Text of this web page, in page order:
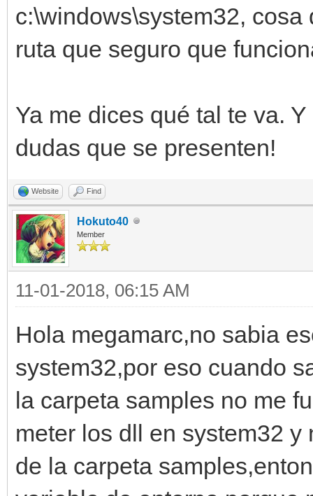
c:\windows\system32,
ruta que seguro que
Ya me dices qué tal te va.
dudas que se presenten!
Website Find
Hokuto40
Member
11-01-2018, 06:15 AM
Hola megamarc,no sabia
system32,por eso cuando
la carpeta samples no me
meter los dll en system32
de la carpeta